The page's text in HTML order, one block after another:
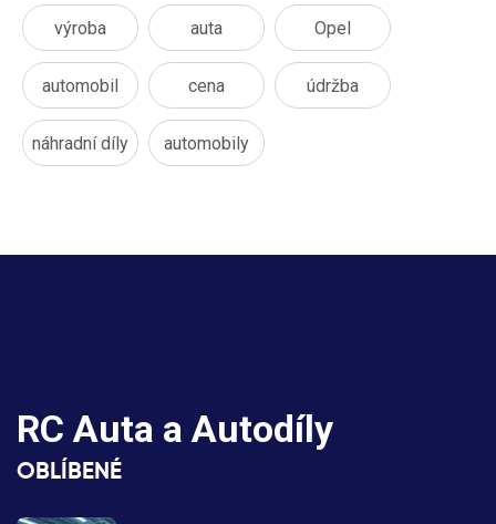
výroba auta Opel
automobil cena údržba
náhradní díly automobily
RC Auta a Autodíly
OBLÍBENÉ